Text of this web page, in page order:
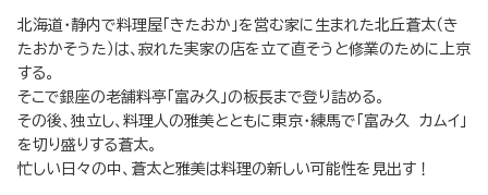
北海道・静内で料理屋「きたおか」を営む家に生まれた北丘蒼太（き
たおかそうた）は、寂れた実家の店を立て直そうと修業のために上京
する。
そこで銀座の老舗料亭「富み久」の板長まで登り詰める。
その後、独立し、料理人の雅美とともに東京・練馬で「富み久 カムイ」
を切り盛りする蒼太。
忙しい日々の中、蒼太と雅美は料理の新しい可能性を見出す！